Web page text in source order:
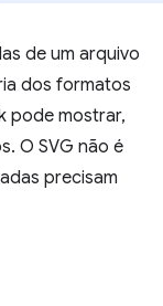
de um arquivo
dos formatos
pode mostrar,
O SVG não é
precisam